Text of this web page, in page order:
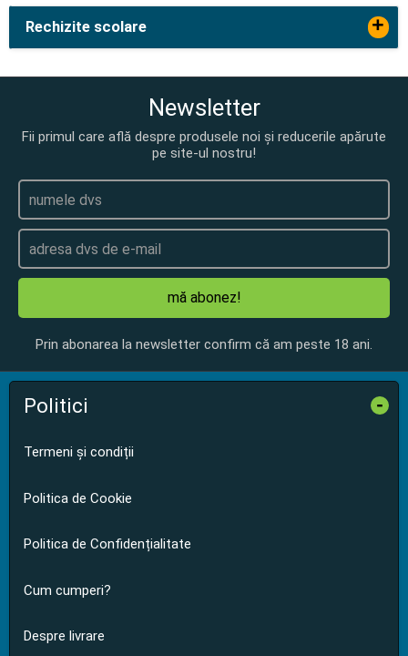
Rechizite scolare +
Newsletter
Fii primul care află despre produsele noi și reducerile apărute
pe site-ul nostru!
mă abonez!
Prin abonarea la newsletter confirm că am peste 18 ani.
Politici -
Termeni și condiții
Politica de Cookie
Politica de Confidențialitate
Cum cumperi?
Despre livrare